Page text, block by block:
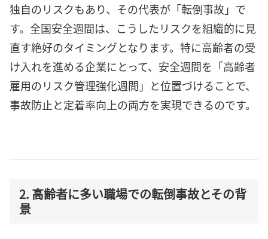
独自のリスクもあり、その代表が「転倒事故」で
す。全国安全週間は、こうしたリスクを組織的に見
直す絶好のタイミングとなります。特に高齢者の受
け入れを進める企業にとって、安全週間を「高齢者
雇用のリスク管理強化週間」と位置づけることで、
事故防止と定着率向上の両方を実現できるのです。
2. 高齢者に多い職場での転倒事故とその背
景